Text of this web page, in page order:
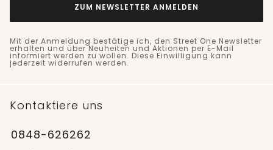
ZUM NEWSLETTER ANMELDEN
Mit der Anmeldung bestätige ich, den Street One Newsletter
erhalten und über Neuheiten und Aktionen per E-Mail
informiert werden zu wollen. Diese Einwilligung kann
jederzeit widerrufen werden.
Kontaktiere uns
0848-626262